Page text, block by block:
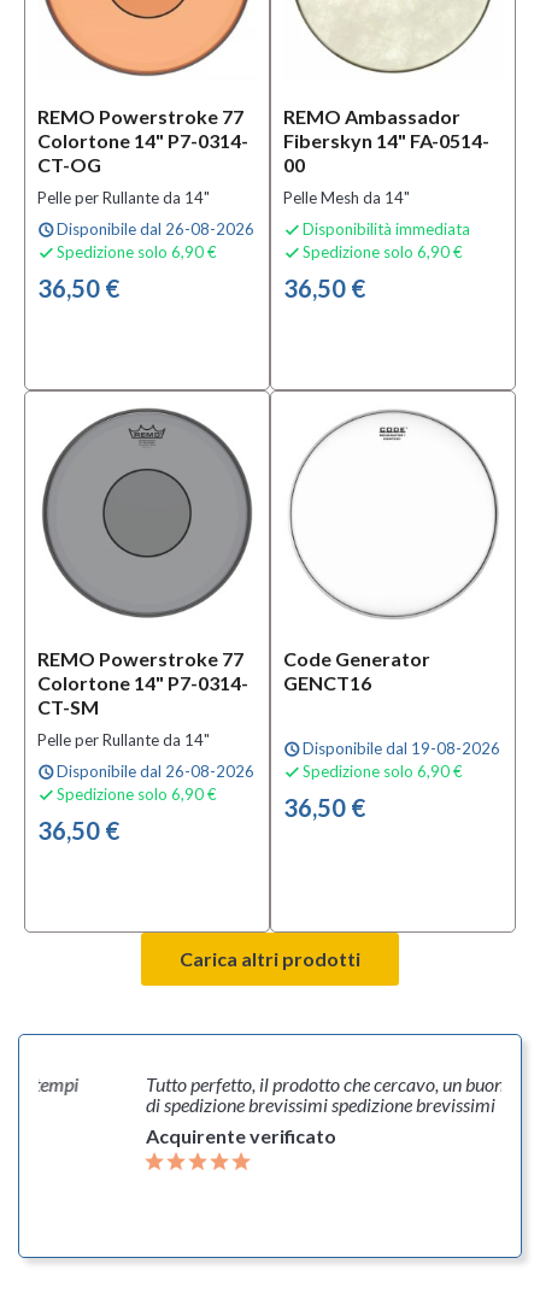
REMO Powerstroke 77
Colortone 14" P7-0314-
CT-OG
Pelle per Rullante da 14"
scheduleDisponibile dal 26-08-2026
 Spedizione solo 6,90 €
36,50 €
REMO Ambassador
Fiberskyn 14" FA-0514-
00
Pelle Mesh da 14"
 Disponibilità immediata
 Spedizione solo 6,90 €
36,50 €
REMO Powerstroke 77
Colortone 14" P7-0314-
CT-SM
Pelle per Rullante da 14"
scheduleDisponibile dal 26-08-2026
 Spedizione solo 6,90 €
36,50 €
Code Generator
GENCT16
scheduleDisponibile dal 19-08-2026
 Spedizione solo 6,90 €
36,50 €
Carica altri prodotti
in tempi
Tutto perfetto, il prodotto che cercavo, un buon
di spedizione brevissimi spedizione brevissimi
Acquirente verificato